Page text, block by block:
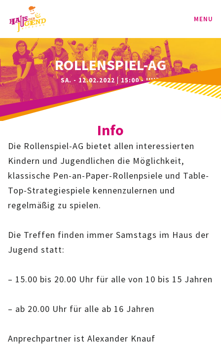
MENU
PROGRAMM
KINDER
JUGEND
BAG
SPORT-BAG
BAG-CLASSIC
IMAG
GANZTAGSSCHULE
KURSE
ROLLENSPIEL-AG
SA. - 12.02.2022 | 15:00 - UHR
Info
Die Rollenspiel-AG bietet allen interessierten
Kindern und Jugendlichen die Möglichkeit,
klassische Pen-an-Paper-Rollenpsiele und Table-
Top-Strategiespiele kennenzulernen und
regelmäßig zu spielen.
Die Treffen finden immer Samstags im Haus der
Jugend statt:
– 15.00 bis 20.00 Uhr für alle von 10 bis 15 Jahren
– ab 20.00 Uhr für alle ab 16 Jahren
Anprechpartner ist Alexander Knauf